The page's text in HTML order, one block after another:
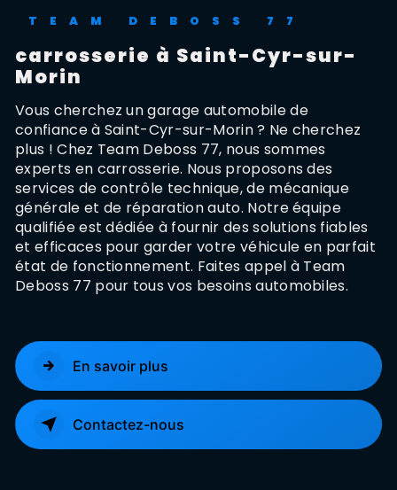
TEAM DEBOSS 77
carrosserie à Saint-Cyr-sur-
Morin
Vous cherchez un garage automobile de
confiance à Saint-Cyr-sur-Morin ? Ne cherchez
plus ! Chez Team Deboss 77, nous sommes
experts en carrosserie. Nous proposons des
services de contrôle technique, de mécanique
générale et de réparation auto. Notre équipe
qualifiée est dédiée à fournir des solutions fiables
et efficaces pour garder votre véhicule en parfait
état de fonctionnement. Faites appel à Team
Deboss 77 pour tous vos besoins automobiles.
En savoir plus
Contactez-nous